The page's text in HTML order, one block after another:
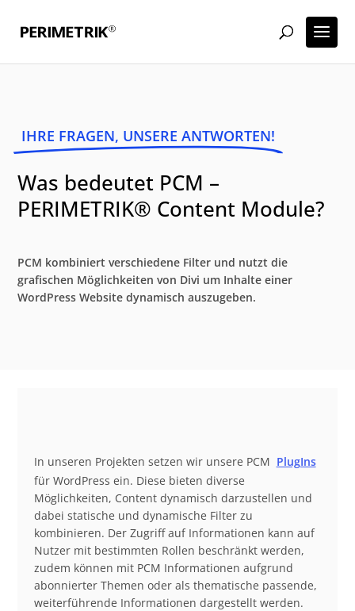
IHRE FRAGEN, UNSERE ANTWORTEN!
Was bedeutet PCM –
PERIMETRIK® Content Module?
PCM kombiniert verschiedene Filter und nutzt die
grafischen Möglichkeiten von Divi um Inhalte einer
WordPress Website dynamisch auszugeben.
In unseren Projekten setzen wir unsere PCM PlugIns
für WordPress ein. Diese bieten diverse
Möglichkeiten, Content dynamisch darzustellen und
dabei statische und dynamische Filter zu
kombinieren. Der Zugriff auf Informationen kann auf
Nutzer mit bestimmten Rollen beschränkt werden,
zudem können mit PCM Informationen aufgrund
abonnierter Themen oder als thematische passende,
weiterführende Informationen dargestellt werden.